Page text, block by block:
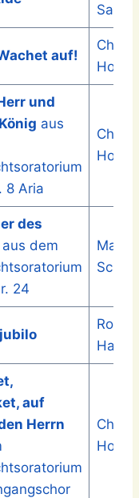
Saurer
auf!
und
aus
8 Aria
des
aus dem
24
Roger
auf
Herrn